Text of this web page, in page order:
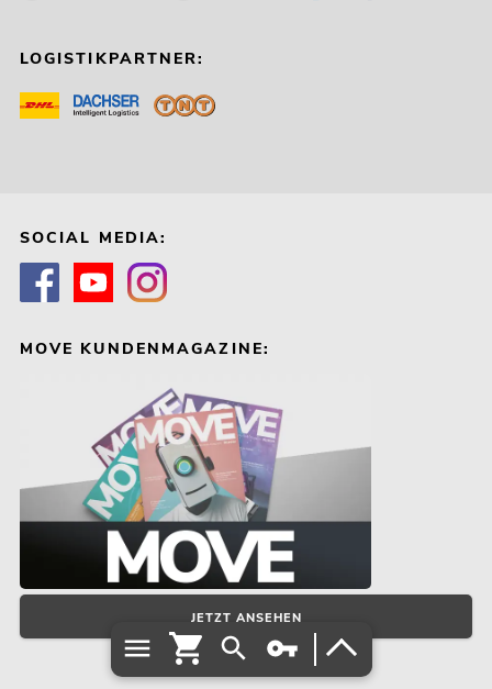
LOGISTIKPARTNER:
SOCIAL MEDIA:
MOVE KUNDENMAGAZINE:
JETZT ANSEHEN